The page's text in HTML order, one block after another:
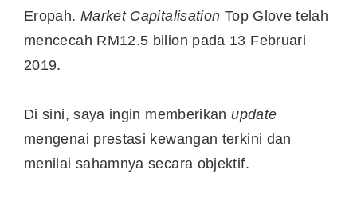
Eropah. Market Capitalisation Top Glove telah
mencecah RM12.5 bilion pada 13 Februari
2019.
Di sini, saya ingin memberikanupdate
mengenai prestasi kewangan terkini dan
menilai sahamnya secara objektif.